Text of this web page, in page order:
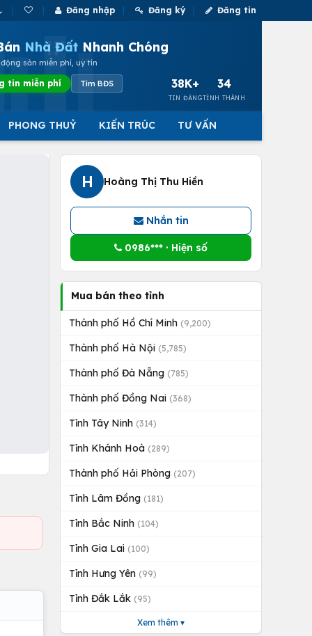
Đăng nhập Đăng ký Đăng tin
Nhà Đất Nhanh Chóng
sản miễn phí, uy tín
tin miễn phí Tìm BĐS 38K+
TIN ĐĂNG
34
TỈNH THÀNH
PHONG THUỶ KIẾN TRÚC TƯ VẤN
H Hoàng Thị Thu Hiền
Nhắn tin
0986*** · Hiện số
Mua bán theo tỉnh
Thành phố Hồ Chí Minh (9,200)
Thành phố Hà Nội (5,785)
Thành phố Đà Nẵng (785)
Thành phố Đồng Nai (368)
Tỉnh Tây Ninh (314)
Tỉnh Khánh Hoà (289)
Thành phố Hải Phòng (207)
Tỉnh Lâm Đồng (181)
Tỉnh Bắc Ninh (104)
Tỉnh Gia Lai (100)
Tỉnh Hưng Yên (99)
Tỉnh Đắk Lắk (95)
Xem thêm ▾